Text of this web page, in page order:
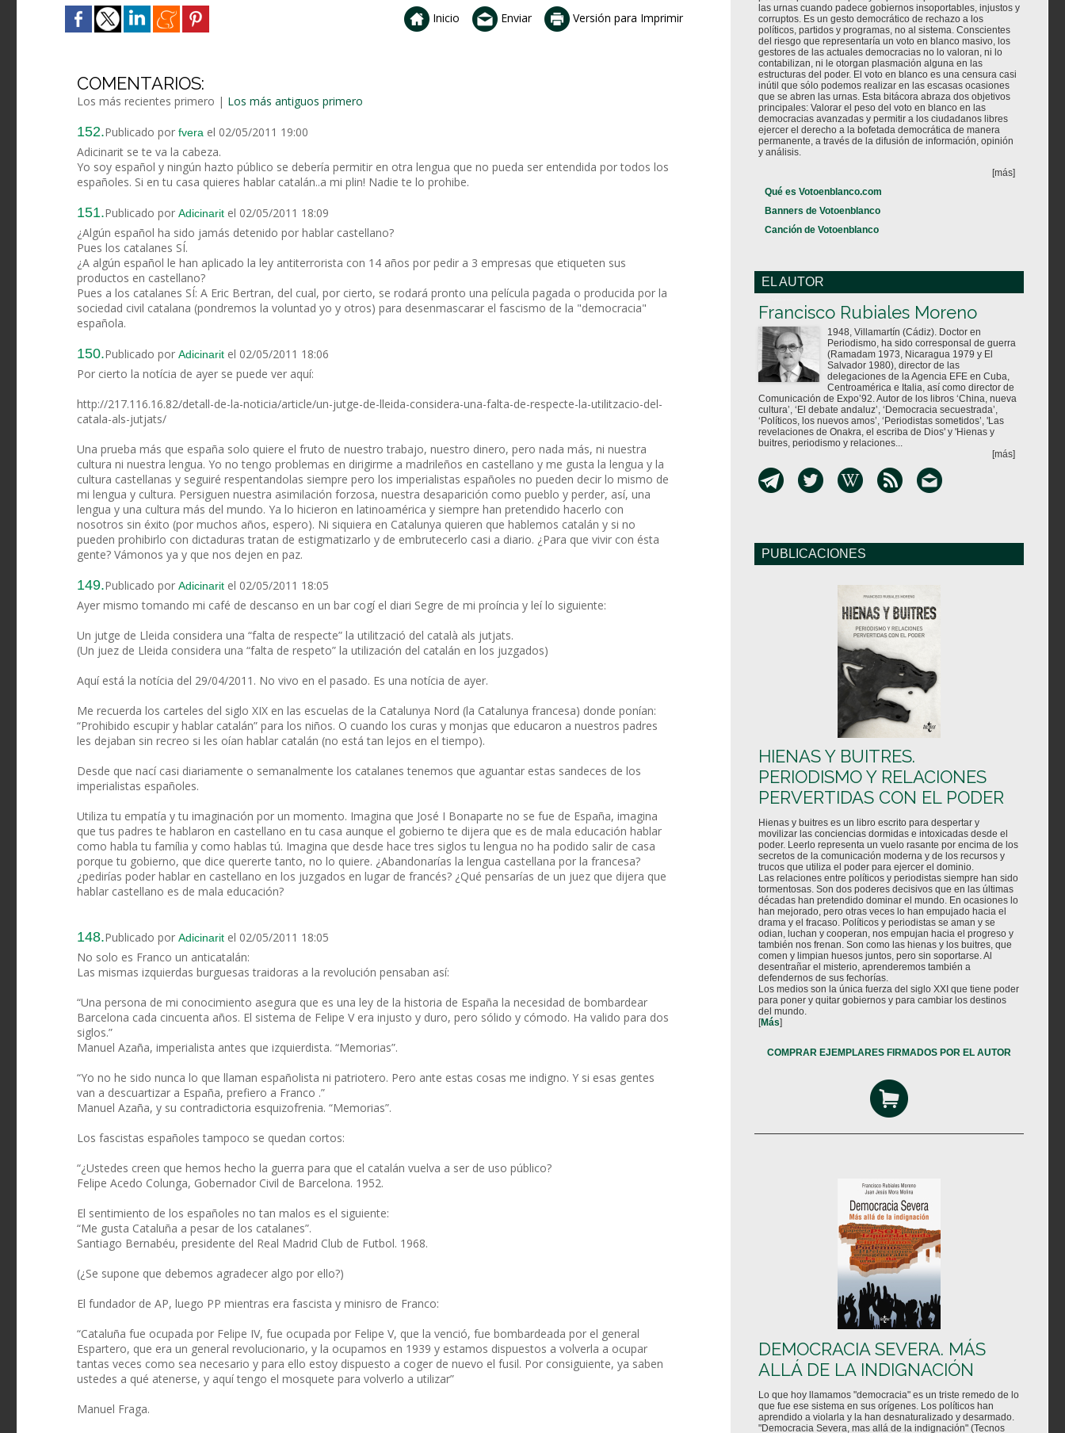
Inicio Enviar Versión para Imprimir
COMENTARIOS:
Los más recientes primero | Los más antiguos primero
152.Publicado por fvera el 02/05/2011 19:00
Adicinarit se te va la cabeza.
Yo soy español y ningún hazto público se debería permitir en otra lengua que no pueda ser entendida por todos los
españoles. Si en tu casa quieres hablar catalán..a mi plin! Nadie te lo prohibe.
151.Publicado por Adicinarit el 02/05/2011 18:09
¿Algún español ha sido jamás detenido por hablar castellano?
Pues los catalanes SÍ.
¿A algún español le han aplicado la ley antiterrorista con 14 años por pedir a 3 empresas que etiqueten sus
productos en castellano?
Pues a los catalanes SÍ: A Eric Bertran, del cual, por cierto, se rodará pronto una película pagada o producida por la
sociedad civil catalana (pondremos la voluntad yo y otros) para desenmascarar el fascismo de la "democracia"
española.
150.Publicado por Adicinarit el 02/05/2011 18:06
Por cierto la notícia de ayer se puede ver aquí:
http://217.116.16.82/detall-de-la-noticia/article/un-jutge-de-lleida-considera-una-falta-de-respecte-la-utilitzacio-del-
catala-als-jutjats/
Una prueba más que españa solo quiere el fruto de nuestro trabajo, nuestro dinero, pero nada más, ni nuestra
cultura ni nuestra lengua. Yo no tengo problemas en dirigirme a madrileños en castellano y me gusta la lengua y la
cultura castellanas y seguiré respentandolas siempre pero los imperialistas españoles no pueden decir lo mismo de
mi lengua y cultura. Persiguen nuestra asimilación forzosa, nuestra desaparición como pueblo y perder, así, una
lengua y una cultura más del mundo. Ya lo hicieron en latinoamérica y siempre han pretendido hacerlo con
nosotros sin éxito (por muchos años, espero). Ni siquiera en Catalunya quieren que hablemos catalán y si no
pueden prohibirlo con dictaduras tratan de estigmatizarlo y de embrutecerlo casi a diario. ¿Para que vivir con ésta
gente? Vámonos ya y que nos dejen en paz.
149.Publicado por Adicinarit el 02/05/2011 18:05
Ayer mismo tomando mi café de descanso en un bar cogí el diari Segre de mi proíncia y leí lo siguiente:
Un jutge de Lleida considera una “falta de respecte” la utilització del català als jutjats.
(Un juez de Lleida considera una “falta de respeto” la utilización del catalán en los juzgados)
Aquí está la notícia del 29/04/2011. No vivo en el pasado. Es una notícia de ayer.
Me recuerda los carteles del siglo XIX en las escuelas de la Catalunya Nord (la Catalunya francesa) donde ponían:
“Prohibido escupir y hablar catalán” para los niños. O cuando los curas y monjas que educaron a nuestros padres
les dejaban sin recreo si les oían hablar catalán (no está tan lejos en el tiempo).
Desde que nací casi diariamente o semanalmente los catalanes tenemos que aguantar estas sandeces de los
imperialistas españoles.
Utiliza tu empatía y tu imaginación por un momento. Imagina que José I Bonaparte no se fue de España, imagina
que tus padres te hablaron en castellano en tu casa aunque el gobierno te dijera que es de mala educación hablar
como habla tu família y como hablas tú. Imagina que desde hace tres siglos tu lengua no ha podido salir de casa
porque tu gobierno, que dice quererte tanto, no lo quiere. ¿Abandonarías la lengua castellana por la francesa?
¿pedirías poder hablar en castellano en los juzgados en lugar de francés? ¿Qué pensarías de un juez que dijera que
hablar castellano es de mala educación?
148.Publicado por Adicinarit el 02/05/2011 18:05
No solo es Franco un anticatalán:
Las mismas izquierdas burguesas traidoras a la revolución pensaban así:
“Una persona de mi conocimiento asegura que es una ley de la historia de España la necesidad de bombardear
Barcelona cada cincuenta años. El sistema de Felipe V era injusto y duro, pero sólido y cómodo. Ha valido para dos
siglos.”
Manuel Azaña, imperialista antes que izquierdista. “Memorias”.
“Yo no he sido nunca lo que llaman españolista ni patriotero. Pero ante estas cosas me indigno. Y si esas gentes
van a descuartizar a España, prefiero a Franco .”
Manuel Azaña, y su contradictoria esquizofrenia. “Memorias”.
Los fascistas españoles tampoco se quedan cortos:
“¿Ustedes creen que hemos hecho la guerra para que el catalán vuelva a ser de uso público?
Felipe Acedo Colunga, Gobernador Civil de Barcelona. 1952.
El sentimiento de los españoles no tan malos es el siguiente:
“Me gusta Cataluña a pesar de los catalanes”.
Santiago Bernabéu, presidente del Real Madrid Club de Futbol. 1968.
(¿Se supone que debemos agradecer algo por ello?)
El fundador de AP, luego PP mientras era fascista y minisro de Franco:
“Cataluña fue ocupada por Felipe IV, fue ocupada por Felipe V, que la venció, fue bombardeada por el general
Espartero, que era un general revolucionario, y la ocupamos en 1939 y estamos dispuestos a volverla a ocupar
tantas veces como sea necesario y para ello estoy dispuesto a coger de nuevo el fusil. Por consiguiente, ya saben
ustedes a qué atenerse, y aquí tengo el mosquete para volverlo a utilizar”
Manuel Fraga.
las urnas cuando padece gobiernos insoportables, injustos y
corruptos. Es un gesto democrático de rechazo a los
políticos, partidos y programas, no al sistema. Conscientes
del riesgo que representaría un voto en blanco masivo, los
gestores de las actuales democracias no lo valoran, ni lo
contabilizan, ni le otorgan plasmación alguna en las
estructuras del poder. El voto en blanco es una censura casi
inútil que sólo podemos realizar en las escasas ocasiones
que se abren las urnas. Esta bitácora abraza dos objetivos
principales: Valorar el peso del voto en blanco en las
democracias avanzadas y permitir a los ciudadanos libres
ejercer el derecho a la bofetada democrática de manera
permanente, a través de la difusión de información, opinión
y análisis.
[más]
Qué es Votoenblanco.com
Banners de Votoenblanco
Canción de Votoenblanco
EL AUTOR
Francisco Rubiales Moreno
1948, Villamartín (Cádiz). Doctor en
Periodismo, ha sido corresponsal de guerra
(Ramadam 1973, Nicaragua 1979 y El
Salvador 1980), director de las
delegaciones de la Agencia EFE en Cuba,
Centroamérica e Italia, así como director de
Comunicación de Expo’92. Autor de los libros ‘China, nueva
cultura’, ‘El debate andaluz’, ‘Democracia secuestrada’,
‘Políticos, los nuevos amos’, ‘Periodistas sometidos’, 'Las
revelaciones de Onakra, el escriba de Dios' y 'Hienas y
buitres, periodismo y relaciones...
[más]
PUBLICACIONES
HIENAS Y BUITRES.
PERIODISMO Y RELACIONES
PERVERTIDAS CON EL PODER
Hienas y buitres es un libro escrito para despertar y
movilizar las conciencias dormidas e intoxicadas desde el
poder. Leerlo representa un vuelo rasante por encima de los
secretos de la comunicación moderna y de los recursos y
trucos que utiliza el poder para ejercer el dominio.
Las relaciones entre políticos y periodistas siempre han sido
tormentosas. Son dos poderes decisivos que en las últimas
décadas han pretendido dominar el mundo. En ocasiones lo
han mejorado, pero otras veces lo han empujado hacia el
drama y el fracaso. Políticos y periodistas se aman y se
odian, luchan y cooperan, nos empujan hacia el progreso y
también nos frenan. Son como las hienas y los buitres, que
comen y limpian huesos juntos, pero sin soportarse. Al
desentrañar el misterio, aprenderemos también a
defendernos de sus fechorías.
Los medios son la única fuerza del siglo XXI que tiene poder
para poner y quitar gobiernos y para cambiar los destinos
del mundo.
[Más]
COMPRAR EJEMPLARES FIRMADOS POR EL AUTOR
DEMOCRACIA SEVERA. MÁS
ALLÁ DE LA INDIGNACIÓN
Lo que hoy llamamos "democracia" es un triste remedo de lo
que fue ese sistema en sus orígenes. Los políticos han
aprendido a violarla y la han desnaturalizado y desarmado.
"Democracia Severa, mas allá de la indignación" (Tecnos